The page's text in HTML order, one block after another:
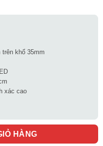
khổ 35mm
xác cao
HÀNG